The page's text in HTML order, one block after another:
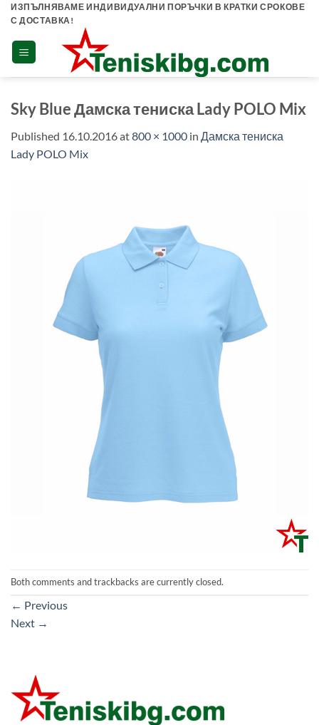
Skip
content
ИЗПЪЛНЯВАМЕ ИНДИВИДУАЛНИ ПОРЪЧКИ В КРАТКИ СРОКОВЕ
С ДОСТАВКА!
Sky Blue Дамска тениска Lady POLO Mix
Published 16.10.2016at800 × 1000 in Дамска тениска
Lady POLO Mix
Both comments and trackbacks are currently closed.
← Previous
Next →